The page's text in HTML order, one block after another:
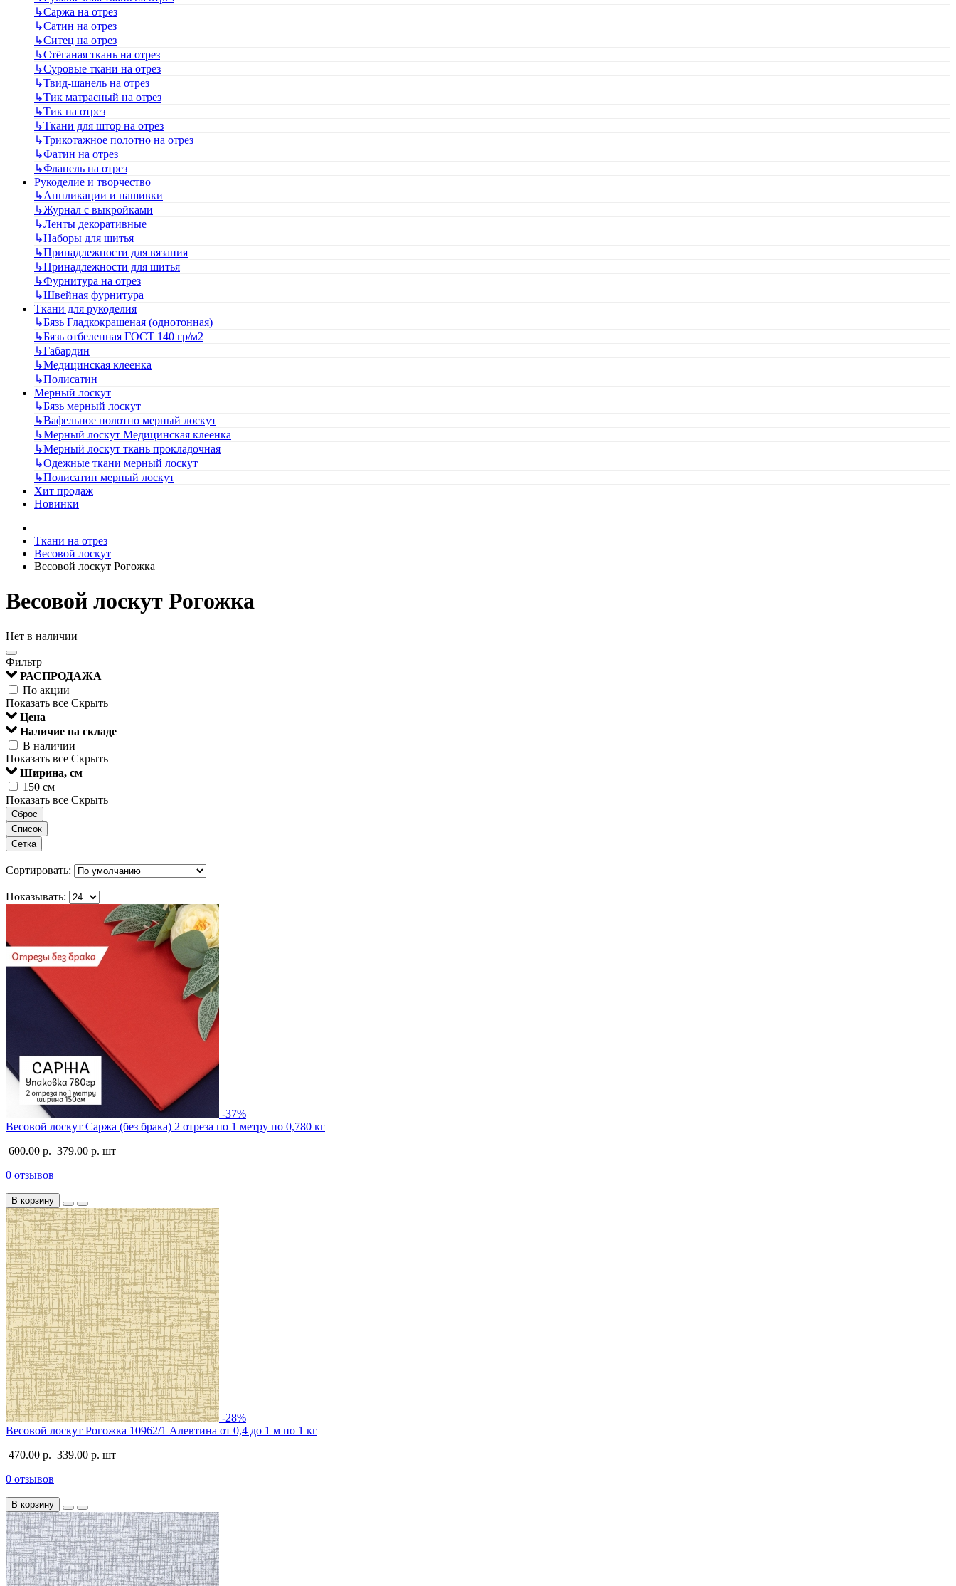
↳Саржа на отрез
↳Сатин на отрез
↳Ситец на отрез
↳Стёганая ткань на отрез
↳Суровые ткани на отрез
↳Твид-шанель на отрез
↳Тик матрасный на отрез
↳Тик на отрез
↳Ткани для штор на отрез
↳Трикотажное полотно на отрез
↳Фатин на отрез
↳Фланель на отрез
Рукоделие и творчество
↳Аппликации и нашивки
↳Журнал с выкройками
↳Ленты декоративные
↳Наборы для шитья
↳Принадлежности для вязания
↳Принадлежности для шитья
↳Фурнитура на отрез
↳Швейная фурнитура
Ткани для рукоделия
↳Бязь Гладкокрашеная (однотонная)
↳Бязь отбеленная ГОСТ 140 гр/м2
↳Габардин
↳Медицинская клеенка
↳Полисатин
Мерный лоскут
↳Бязь мерный лоскут
↳Вафельное полотно мерный лоскут
↳Мерный лоскут Медицинская клеенка
↳Мерный лоскут ткань прокладочная
↳Одежные ткани мерный лоскут
↳Полисатин мерный лоскут
Хит продаж
Новинки
Ткани на отрез
Весовой лоскут
Весовой лоскут Рогожка
Весовой лоскут Рогожка
Нет в наличии
Фильтр
РАСПРОДАЖА
По акции
Показать все Скрыть
Цена
Наличие на складе
В наличии
Показать все Скрыть
Ширина, см
150 см
Показать все Скрыть
Сброс
Список
Сетка
Сортировать:
Показывать:
-37%
Весовой лоскут Саржа (без брака) 2 отреза по 1 метру по 0,780 кг
600.00 р. 379.00 р. шт
0 отзывов
В корзину
-28%
Весовой лоскут Рогожка 10962/1 Алевтина от 0,4 до 1 м по 1 кг
470.00 р. 339.00 р. шт
0 отзывов
В корзину